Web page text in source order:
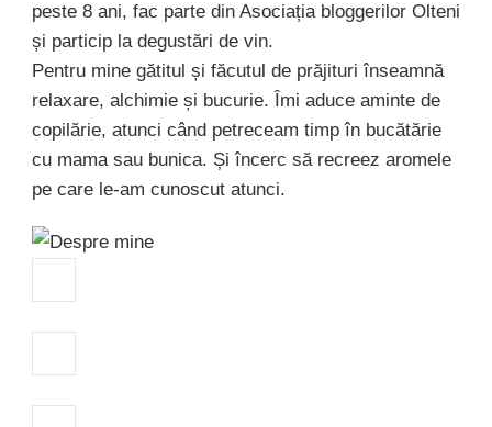
peste 8 ani, fac parte din Asociația bloggerilor Olteni
și particip la degustări de vin.
Pentru mine gătitul și făcutul de prăjituri înseamnă
relaxare, alchimie și bucurie. Îmi aduce aminte de
copilărie, atunci când petreceam timp în bucătărie
cu mama sau bunica. Și încerc să recreez aromele
pe care le-am cunoscut atunci.